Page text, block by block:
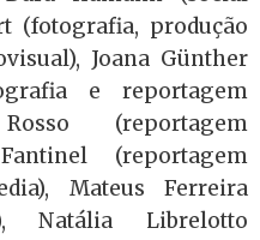
(fotografia, produção
Joana Günther
e reportagem
(reportagem
(reportagem
Mateus Ferreira
Natália Librelotto